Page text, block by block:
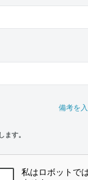
備考を
ます。